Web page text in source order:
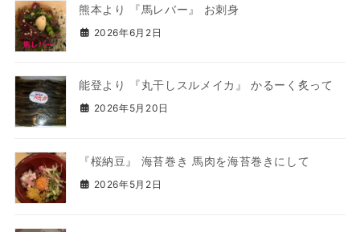
熊本より 『馬レバー』 お刺身
2026年6月2日
能登より 『丸干しスルメイカ』 かるーく炙って
2026年5月20日
『桜納豆』 海苔巻き 馬肉を海苔巻きにして
2026年5月2日